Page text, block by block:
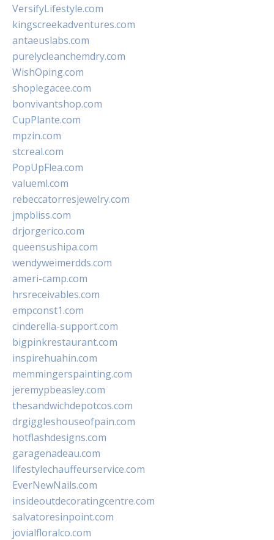
VersifyLifestyle.com
kingscreekadventures.com
antaeuslabs.com
purelycleanchemdry.com
WishOping.com
shoplegacee.com
bonvivantshop.com
CupPlante.com
mpzin.com
stcreal.com
PopUpFlea.com
valueml.com
rebeccatorresjewelry.com
jmpbliss.com
drjorgerico.com
queensushipa.com
wendyweimerdds.com
ameri-camp.com
hrsreceivables.com
empconst1.com
cinderella-support.com
bigpinkrestaurant.com
inspirehuahin.com
memmingerspainting.com
jeremypbeasley.com
thesandwichdepotcos.com
drgiggleshouseofpain.com
hotflashdesigns.com
garagenadeau.com
lifestylechauffeurservice.com
EverNewNails.com
insideoutdecoratingcentre.com
salvatoresinpoint.com
jovialfloralco.com